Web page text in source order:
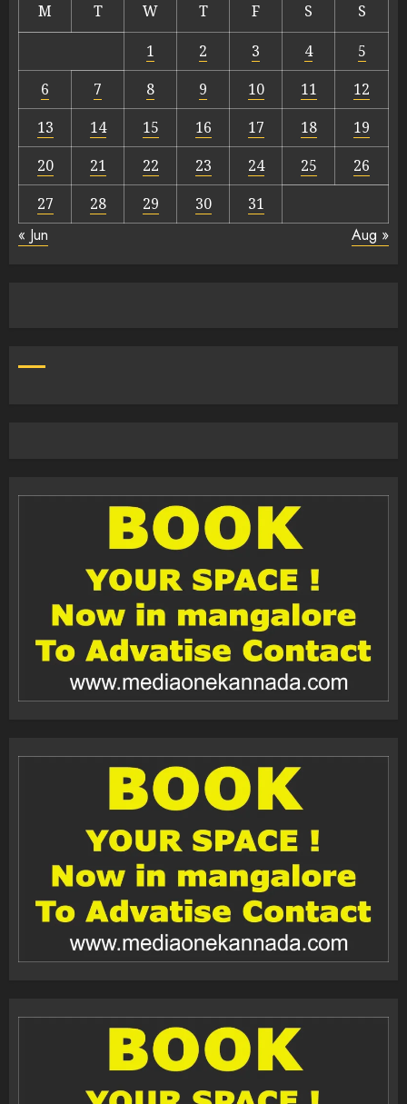
M T W T F S
S
1
2 3 4
5
6
7 8 9 10 11
12
13
14 15 16 17 18
19
20
21 22 23 24 25
26
27
28 29 30 31
« Jun Aug »